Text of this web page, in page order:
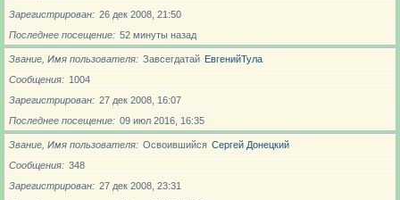
Зарегистрирован
26 дек 2008, 21:50
Последнее посещение
52 минуты назад
Звание, Имя пользователя Завсегдатай ЕвгенийТула
Сообщения
1004
Зарегистрирован
27 дек 2008, 16:07
Последнее посещение
09 июл 2016, 16:35
Звание, Имя пользователя Освоившийся Сергей Донецкий
Сообщения
348
Зарегистрирован
27 дек 2008, 23:31